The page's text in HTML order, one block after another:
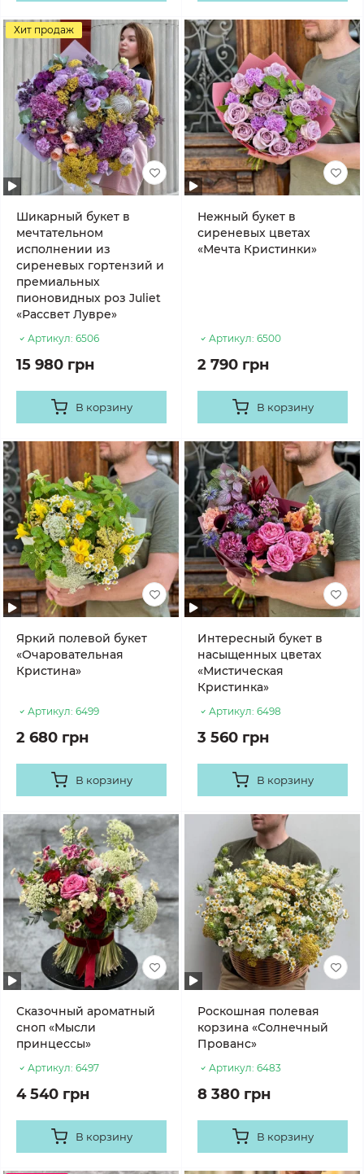
Хит продаж
Шикарный букет в
мечтательном
исполнении из
сиреневых гортензий и
премиальных
пионовидных роз Juliet
«Рассвет Лувре»
Артикул: 6506
15 980 грн
В корзину
Нежный букет в
сиреневых цветах
«Мечта Кристинки»
Артикул: 6500
2 790 грн
В корзину
Яркий полевой букет
«Очаровательная
Кристина»
Артикул: 6499
2 680 грн
В корзину
Интересный букет в
насыщенных цветах
«Мистическая
Кристинка»
Артикул: 6498
3 560 грн
В корзину
Сказочный ароматный
сноп «Мысли
принцессы»
Артикул: 6497
4 540 грн
В корзину
Роскошная полевая
корзина «Солнечный
Прованс»
Артикул: 6483
8 380 грн
В корзину